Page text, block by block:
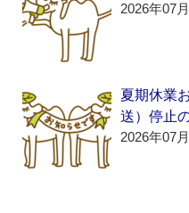
2026年07
夏期休業
送）停止
2026年07